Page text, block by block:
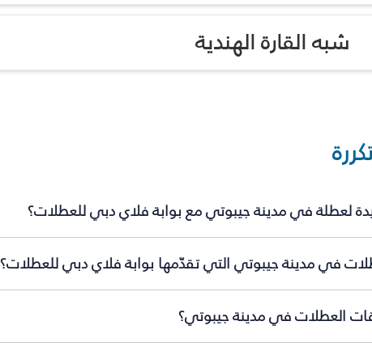
شبه القارة الهندية
لعطلة في مدينة جيبوتي مع بوابة فلاي دبي للعطلات؟
في مدينة جيبوتي التي تقدّمها بوابة فلاي دبي للعطلات؟
العطلات في مدينة جيبوتي؟